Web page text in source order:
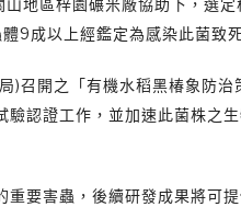
地區梓園碾米廠協助下，選
9成以上經鑑定為感染此菌致死
)召開之「有機水稻黑椿象防
認證工作，並加速此菌株之
要害蟲，後續研發成果將可